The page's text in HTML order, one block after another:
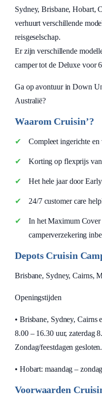
Sydney, Brisbane, Hobart,
verhuurt verschillende
reisgeselschap.
Er zijn verschillende
camper tot de Deluxe voor
Ga op avontuur in Down
Australië?
Waarom Cruisin’?
Compleet ingerichte
Korting op flexprijs
Het hele jaar door
24/7 customer care
In het Maximum Cover
camperverzekering
Depots Cruisin
Brisbane, Sydney, Cairns,
Openingstijden
• Brisbane, Sydney, Cairns
8.00 – 16.30 uur, zaterdag
Zondag/feestdagen gesloten.
• Hobart: maandag –
Voorwaarden